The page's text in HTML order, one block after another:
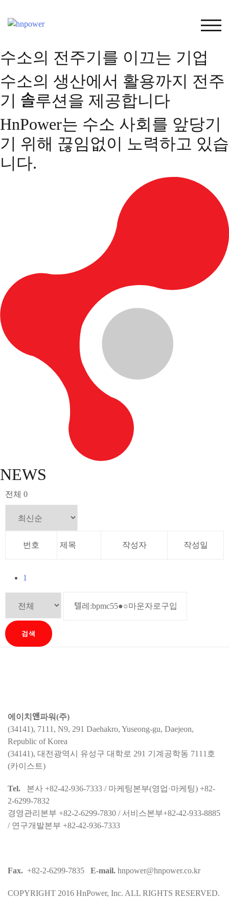
수소의 전주기를 이끄는 기업
수소의 생산에서 활용까지 전주
기 솔루션을 제공합니다
HnPower는 수소 사회를 앞당기
기 위해 끊임없이 노력하고 있습
니다.
NEWS
전체 0
번호 제목 작성자 작성일
1
검색
에이치앤파워(주)
(34141), 7111, N9, 291 Daehakro, Yuseong-gu, Daejeon,
Republic of Korea
(34141), 대전광역시 유성구 대학로 291 기계공학동 7111호
(카이스트)
Tel. 본사 +82-42-936-7333 / 마케팅본부(영업·마케팅) +82-
2-6299-7832
경영관리본부 +82-2-6299-7830 / 서비스본부+82-42-933-8885
/ 연구개발본부 +82-42-936-7333
Fax. +82-2-6299-7835 E-mail. hnpower@hnpower.co.kr
COPYRIGHT 2016 HnPower, Inc. ALL RIGHTS RESERVED.